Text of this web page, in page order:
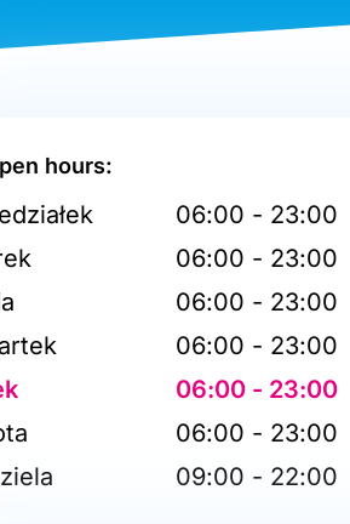
hours:
06:00 - 23:00
06:00 - 23:00
06:00 - 23:00
06:00 - 23:00
06:00 - 23:00
06:00 - 23:00
09:00 - 22:00